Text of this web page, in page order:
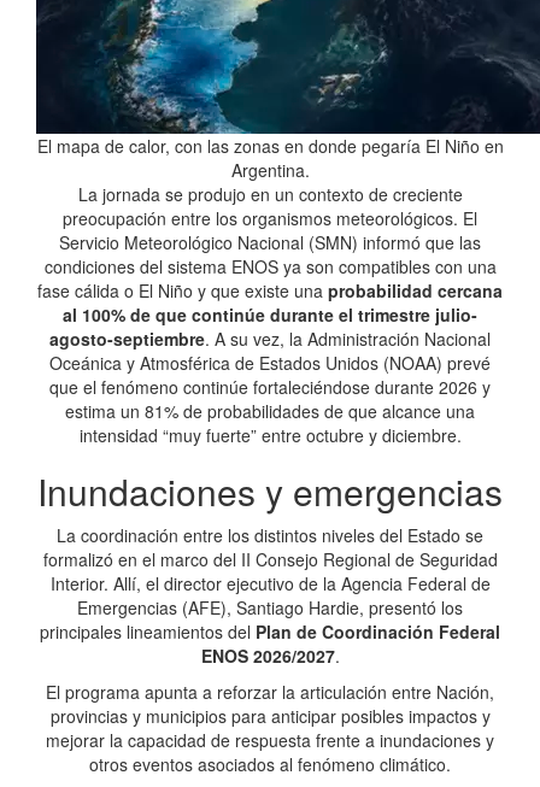
El mapa de calor, con las zonas en donde pegaría El Niño en
Argentina.
La jornada se produjo en un contexto de creciente
preocupación entre los organismos meteorológicos. El
Servicio Meteorológico Nacional (SMN) informó que las
condiciones del sistema ENOS ya son compatibles con una
fase cálida o El Niño y que existe una probabilidad cercana
al 100% de que continúe durante el trimestre julio-
agosto-septiembre. A su vez, la Administración Nacional
Oceánica y Atmosférica de Estados Unidos (NOAA) prevé
que el fenómeno continúe fortaleciéndose durante 2026 y
estima un 81% de probabilidades de que alcance una
intensidad “muy fuerte” entre octubre y diciembre.
Inundaciones y emergencias
La coordinación entre los distintos niveles del Estado se
formalizó en el marco del II Consejo Regional de Seguridad
Interior. Allí, el director ejecutivo de la Agencia Federal de
Emergencias (AFE), Santiago Hardie, presentó los
principales lineamientos del Plan de Coordinación Federal
ENOS 2026/2027.
El programa apunta a reforzar la articulación entre Nación,
provincias y municipios para anticipar posibles impactos y
mejorar la capacidad de respuesta frente a inundaciones y
otros eventos asociados al fenómeno climático.